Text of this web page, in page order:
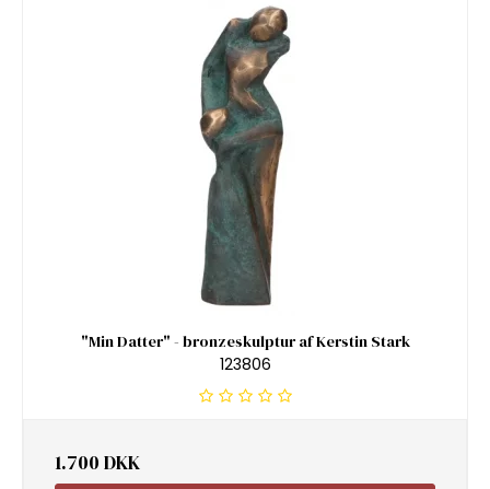
"Min Datter" - bronzeskulptur af Kerstin Stark
123806
1.700 DKK